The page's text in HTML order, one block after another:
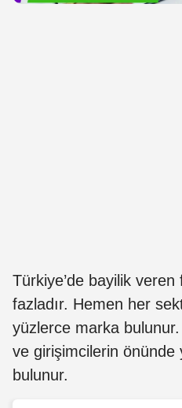
Türkiye’de bayilik
fazladır. Hemen her
yüzlerce marka bulunur.
ve girişimcilerin önünde
bulunur.